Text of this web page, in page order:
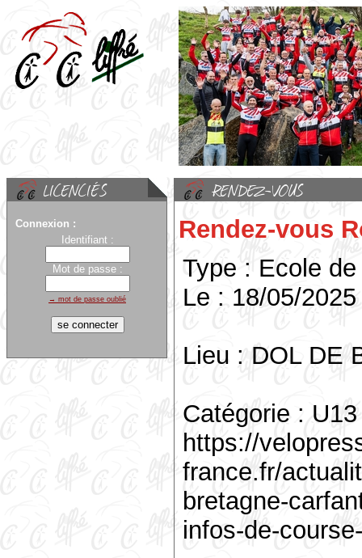
Connexion :
Identifiant :
Mot de passe :
→ mot de passe oublié
Rendez-vous
Type : Ecole
Le : 18/05/
Lieu : DOL DE
Catégorie : U13
https://
france.fr/
bretagne-
infos-de-